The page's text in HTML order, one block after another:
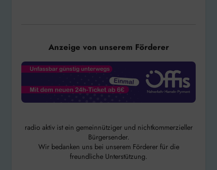
Anzeige von unserem Förderer
radio aktiv ist ein gemeinnütziger und nichtkommerzieller
Bürgersender.
Wir bedanken uns bei unserem Förderer für die
freundliche Unterstützung.